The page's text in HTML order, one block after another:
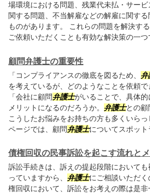
場環境における問題、残業代未払・サービ
関する問題、不当解雇などの解雇に関す
ものがあります。 これらの問題を解決する
ご依頼いただくことも有効な解決策の一つ
顧問弁護士の重要性
「コンプライアンスの徹底を図るため、 弁
を考えているが、どのようなことを依頼で
「会社に顧問弁護士がいることで、具体
メリットになるのだろうか。 弁護士との顧
こうしたお悩みをお持ちの方も多くいら
ページでは、顧問弁護士についてスポット
債権回収の民事訴訟を起こす流れと
訴訟手続きは、訴えの提起段階において
っていますから、 弁護士にご相談いただ
権回収において、訴訟をお考えの際は是